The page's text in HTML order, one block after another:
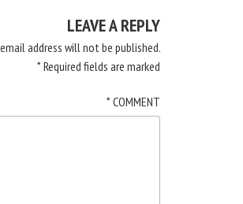
LEAVE A REPLY
address will not be published.
Required fields are marked
*
COMMENT
*